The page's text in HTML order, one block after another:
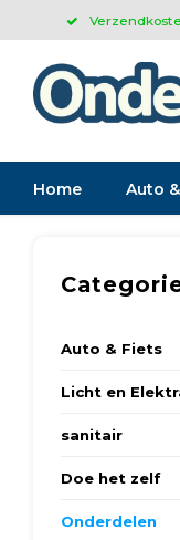
Home Auto
Auto & Fiets
Licht en
sanitair
Doe het zelf
Onderdelen